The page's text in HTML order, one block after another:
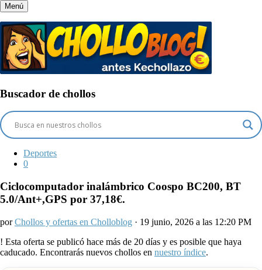
Menú
Buscador de chollos
Deportes
0
Ciclocomputador inalámbrico Coospo BC200, BT
5.0/Ant+,GPS por 37,18€.
porChollos y ofertas en Cholloblog · 19 junio, 2026 a las 12:20 PM
! Esta oferta se publicó hace más de 20 días y es posible que haya
caducado. Encontrarás nuevos chollos en nuestro índice.